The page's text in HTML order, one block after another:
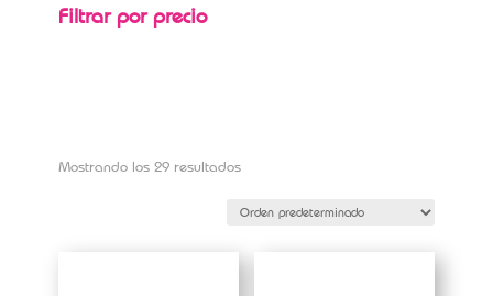
Filtrar por precio
Mostrando los 29 resultados